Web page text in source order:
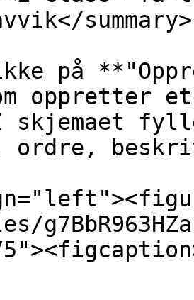
summary>
på
ordre,